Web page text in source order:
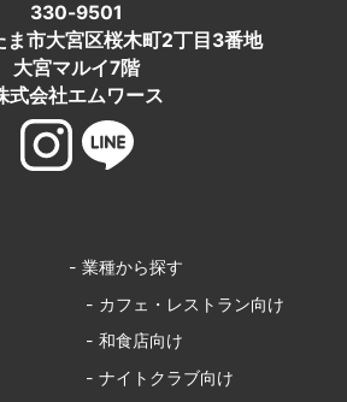
330-9501
ま市大宮区桜木町2丁目3番地
大宮マルイ7階
式会社エムワース
- 業種から探す
- カフェ・レストラン向け
- 和食店向け
- ナイトクラブ向け